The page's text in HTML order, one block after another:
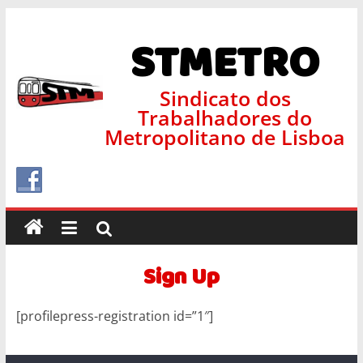
STMETRO
Sindicato dos
Trabalhadores do
Metropolitano de Lisboa
Sign Up
[profilepress-registration id=”1″]